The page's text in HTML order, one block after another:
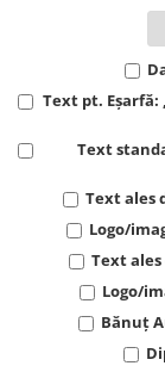
Text pt. Eșarfă:
Text
Text ales
Logo/
Text ales
Logo/
Bănuț